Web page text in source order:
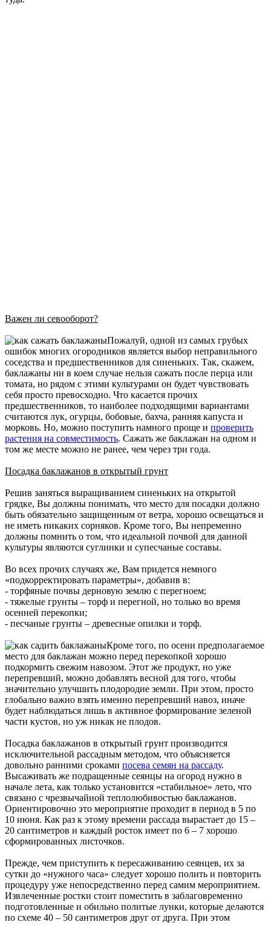
Важен ли севооборот?
Пожалуй, одной из самых грубых
ошибок многих огородников является выбор неправильного
соседства и предшественников для синеньких. Так, скажем,
баклажаны ни в коем случае нельзя сажать после перца или
томата, но рядом с этими культурами он будет чувствовать
себя просто превосходно. Что касается прочих
предшественников, то наиболее подходящими вариантами
считаются лук, огурцы, бобовые, бахча, ранняя капуста и
морковь. Но, можно поступить намного проще и проверить
растения на совместимость. Сажать же баклажан на одном и
том же месте можно не ранее, чем через три года.
Посадка баклажанов в открытый грунт
Решив заняться выращиванием синеньких на открытой
грядке, Вы должны понимать, что место для посадки должно
быть обязательно защищенным от ветра, хорошо освещаться и
не иметь никаких сорняков. Кроме того, Вы непременно
должны помнить о том, что идеальной почвой для данной
культуры являются суглинки и супесчаные составы.
Во всех прочих случаях же, Вам придется немного
«подкорректировать параметры», добавив в:
- торфяные почвы дерновую землю с перегноем;
- тяжелые грунты – торф и перегной, но только во время
осенней перекопки;
- песчаные грунты – древесные опилки и торф.
Кроме того, по осени предполагаемое
место для баклажан можно перед перекопкой хорошо
подкормить свежим навозом. Этот же продукт, но уже
перепревший, можно добавлять весной для того, чтобы
значительно улучшить плодородие земли. При этом, просто
глобально важно взять именно перепревший навоз, иначе
будет наблюдаться лишь в активное формирование зеленой
части кустов, но уж никак не плодов.
Посадка баклажанов в открытый грунт производится
исключительной рассадным методом, что объясняется
довольно ранними сроками посева семян на рассаду.
Высаживать же подращенные сеянцы на огород нужно в
начале лета, как только установится «стабильное» лето, что
связано с чрезвычайной теплолюбивостью баклажанов.
Ориентировочно это мероприятие проходит в период в 5 по
10 июня. Как раз к этому времени рассада вырастает до 15 –
20 сантиметров и каждый росток имеет по 6 – 7 хорошо
сформированных листочков.
Прежде, чем приступить к пересаживанию сеянцев, их за
сутки до «нужного часа» следует хорошо полить и повторить
процедуру уже непосредственно перед самим мероприятием.
Извлеченные ростки стоит поместить в заблаговременно
подготовленные и обильно политые лунки, которые делаются
по схеме 40 – 50 сантиметров друг от друга. При этом